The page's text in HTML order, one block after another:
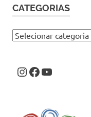
CATEGORIAS
Categorias
Instagram
Facebook
Youtube